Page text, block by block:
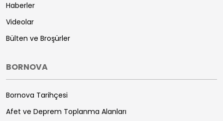
Haberler
Videolar
Bülten ve Broşürler
BORNOVA
Bornova Tarihçesi
Afet ve Deprem Toplanma Alanları